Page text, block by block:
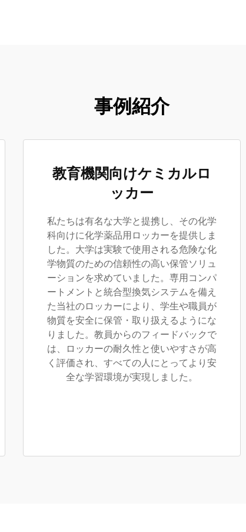
事例紹介
教育機関向けケミカルロ
ッカー
私たちは有名な大学と提携し、その化学
科向けに化学薬品用ロッカーを提供しま
した。大学は実験で使用される危険な化
学物質のための信頼性の高い保管ソリュ
ーションを求めていました。専用コンパ
ートメントと統合型換気システムを備え
た当社のロッカーにより、学生や職員が
物質を安全に保管・取り扱えるようにな
りました。教員からのフィードバックで
は、ロッカーの耐久性と使いやすさが高
く評価され、すべての人にとってより安
全な学習環境が実現しました。